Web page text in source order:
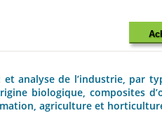
analyse de l’industrie, par
biologique,
agriculture et